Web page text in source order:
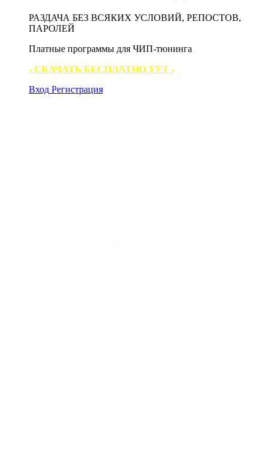
РАЗДАЧА БЕЗ ВСЯКИХ УСЛОВИЙ, РЕПОСТОВ,
ПАРОЛЕЙ
Платные программы для ЧИП-тюнинга
- СКАЧАТЬ БЕСПЛАТНО ТУТ -
Вход Регистрация